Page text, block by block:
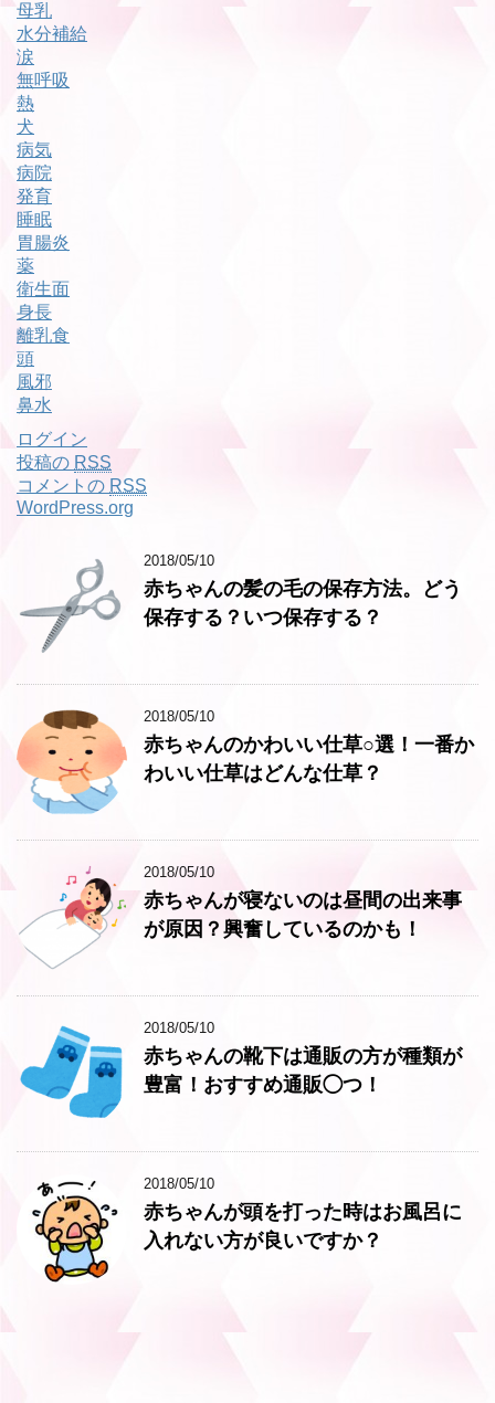
母乳
水分補給
涙
無呼吸
熱
犬
病気
病院
発育
睡眠
胃腸炎
薬
衛生面
身長
離乳食
頭
風邪
鼻水
ログイン
投稿の RSS
コメントの RSS
WordPress.org
2018/05/10
赤ちゃんの髪の毛の保存方法。どう
保存する？いつ保存する？
2018/05/10
赤ちゃんのかわいい仕草○選！一番か
わいい仕草はどんな仕草？
2018/05/10
赤ちゃんが寝ないのは昼間の出来事
が原因？興奮しているのかも！
2018/05/10
赤ちゃんの靴下は通販の方が種類が
豊富！おすすめ通販◯つ！
2018/05/10
赤ちゃんが頭を打った時はお風呂に
入れない方が良いですか？